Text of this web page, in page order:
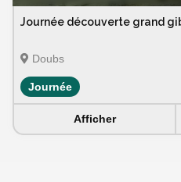
Journée découverte grand
Doubs
Journée
Afficher